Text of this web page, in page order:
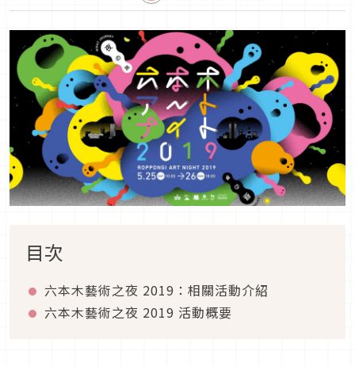
目次
六本木藝術之夜 2019：相關活動介紹
六本木藝術之夜 2019 活動概要